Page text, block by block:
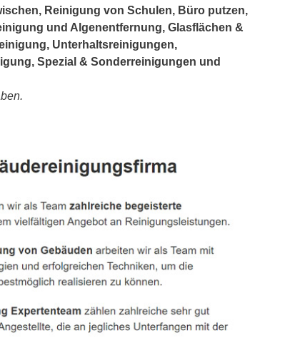
Reinigung von Schulen, Büro putzen,
und Algenentfernung, Glasflächen &
Unterhaltsreinigungen,
Spezial & Sonderreinigungen und